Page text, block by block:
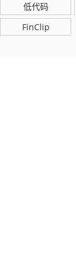
低代码
FinClip